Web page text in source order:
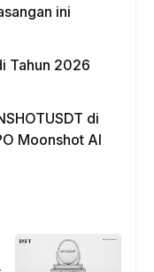
ini
Tahun 2026
di
Moonshot AI